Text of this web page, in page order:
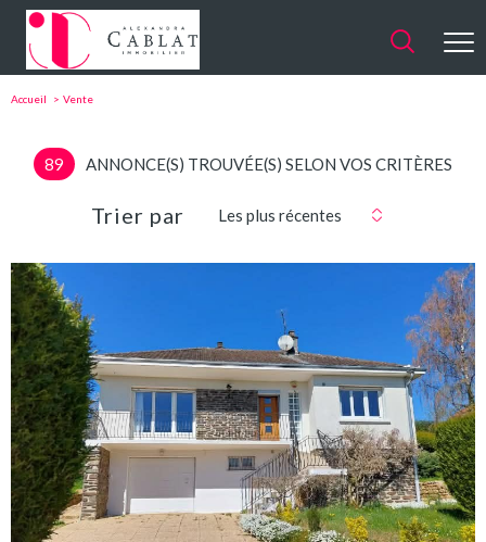
Accueil Vente
89 ANNONCE(S) TROUVÉE(S) SELON VOS CRITÈRES
Trier par Les plus récentes
VOIR LE
BIEN